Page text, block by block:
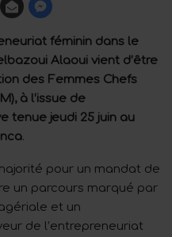
féminin dans le
Alaoui vient d’être
des Femmes Chefs
à l’issue de
tenue jeudi 25 juin au
.
pour un mandat de
un parcours marqué par
et un
de l’entrepreneuriat